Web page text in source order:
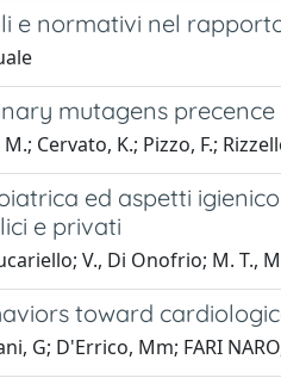
e normativi nel
mutagens
Cervato, K.; Pizzo, F.;
ed aspetti
e privati
V., Di Onofrio; M. T.,
toward
G; D'Errico, Mm; FARI